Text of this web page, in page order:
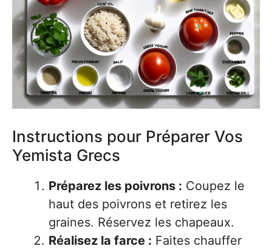
Instructions pour Préparer Vos
Yemista Grecs
Préparez les poivrons : Coupez le
haut des poivrons et retirez les
graines. Réservez les chapeaux.
Réalisez la farce : Faites chauffer